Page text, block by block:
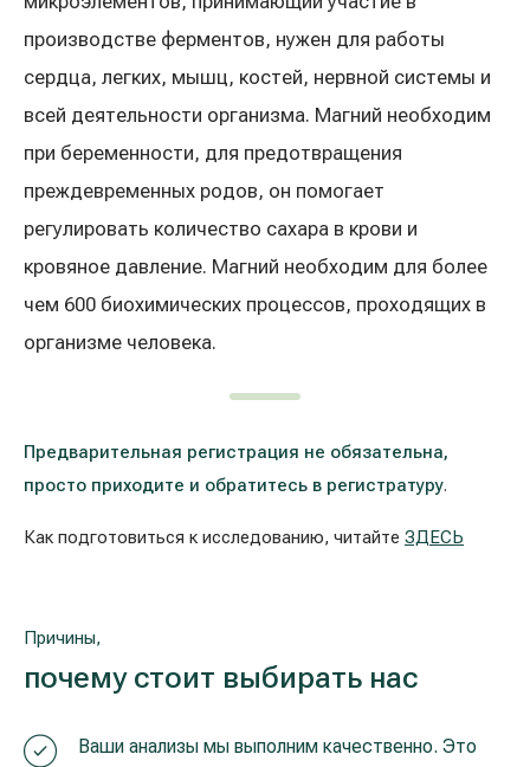
производстве ферментов, нужен для работы
сердца, легких, мышц, костей, нервной системы и
всей деятельности организма. Магний необходим
при беременности, для предотвращения
преждевременных родов, он помогает
регулировать количество сахара в крови и
кровяное давление. Магний необходим для более
чем 600 биохимических процессов, проходящих в
организме человека.
Предварительная регистрация не обязательна,
просто приходите и обратитесь в регистратуру.
Как подготовиться к исследованию, читайте ЗДЕСЬ
Причины,
почему стоит выбирать нас
Ваши анализы мы выполним качественно. Это
Лечение расширенных вен на ногах
Гастроэнтерология
Кардиология (лечение сердца и сосудов)
Неврология и психиатрия
Урология
(ЛОР)
Программы проверки здоровья
Реабилитация и спортивная медицина
Все услуги
Все врачи
Galerija